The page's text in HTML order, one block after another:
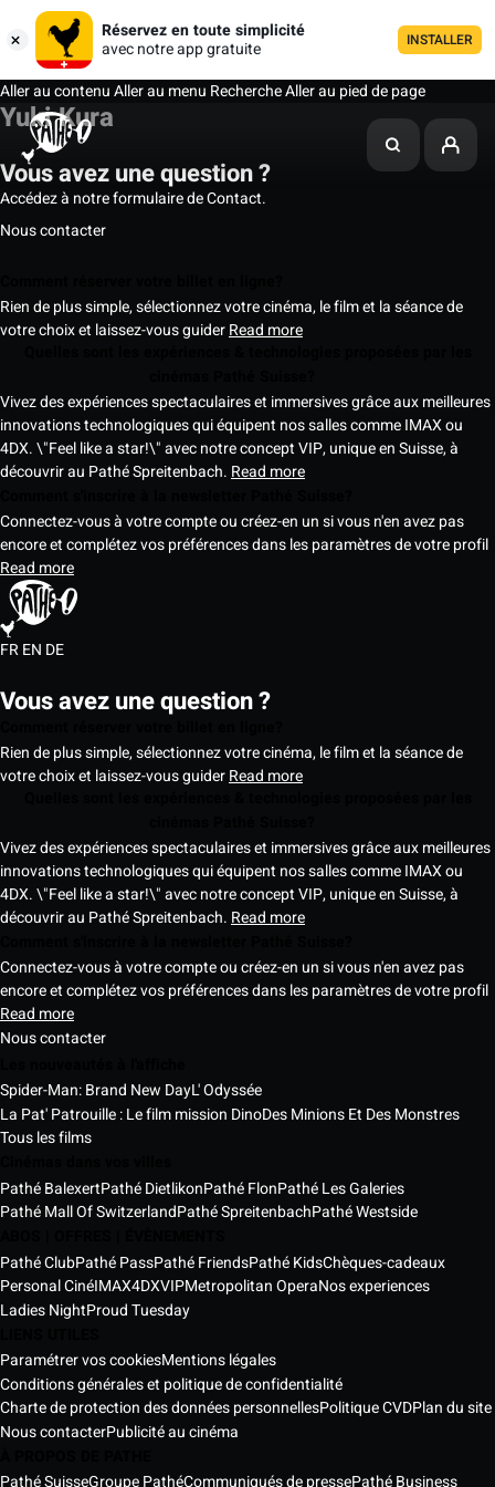
Réservez en toute simplicité
avec notre app gratuite
INSTALLER
Aller au contenuAller au menu RechercheAller au pied de page
Yuki Kura
Vous avez une question ?
Accédez à notre formulaire de Contact.
Nous contacter
Rien de plus simple, sélectionnez votre cinéma, le film et la séance de
votre choix et laissez-vous guiderRead more
Vivez des expériences spectaculaires et immersives grâce aux meilleures
innovations technologiques qui équipent nos salles comme IMAX ou
4DX. \"Feel like a star!\" avec notre concept VIP, unique en Suisse, à
découvrir au Pathé Spreitenbach. Read more
Connectez-vous à votre compte ou créez-en un si vous n'en avez pas
encore et complétez vos préférences dans les paramètres de votre profil
Read more
FREN DE
Vous avez une question ?
Rien de plus simple, sélectionnez votre cinéma, le film et la séance de
votre choix et laissez-vous guiderRead more
Vivez des expériences spectaculaires et immersives grâce aux meilleures
innovations technologiques qui équipent nos salles comme IMAX ou
4DX. \"Feel like a star!\" avec notre concept VIP, unique en Suisse, à
découvrir au Pathé Spreitenbach. Read more
Connectez-vous à votre compte ou créez-en un si vous n'en avez pas
encore et complétez vos préférences dans les paramètres de votre profil
Read more
Nous contacter
Spider-Man: Brand New DayL' Odyssée
La Pat' Patrouille : Le film mission DinoDes Minions Et Des Monstres
Tous les films
Pathé BalexertPathé DietlikonPathé FlonPathé Les Galeries
Pathé Mall Of SwitzerlandPathé SpreitenbachPathé Westside
Pathé ClubPathé PassPathé FriendsPathé KidsChèques-cadeaux
Personal CinéIMAX4DXVIPMetropolitan OperaNos experiences
Ladies NightProud Tuesday
Paramétrer vos cookiesMentions légales
Conditions générales et politique de confidentialité
Charte de protection des données personnellesPolitique CVDPlan du site
Nous contacterPublicité au cinéma
Pathé SuisseGroupe PathéCommuniqués de pressePathé Business